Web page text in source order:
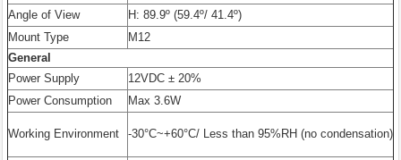
Angle of View
H: 89.9º (59.4º/ 41.4º)
Mount Type
M12
General
Power Supply
12VDC ± 20%
Power Consumption
Max 3.6W
Working Environment -30°C~+60°C/ Less than 95%RH (no condensation)